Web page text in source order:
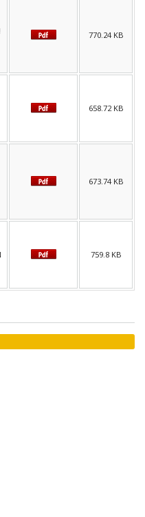
770.24 KB
658.72 KB
673.74 KB
759.8 KB